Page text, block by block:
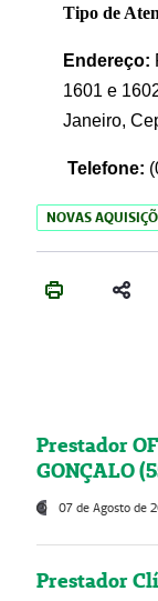
Tipo de
Endereço:
1601 e
Janeiro,
Telefone:
NOVAS
Prestador
GONÇALO
07 de Agosto de
Prestador